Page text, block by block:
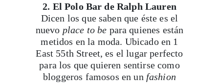
2. El Polo Bar de Ralph Lauren
Dicen los que saben que éste es el
nuevo place to be para quienes están
metidos en la moda. Ubicado en 1
East 55th Street, es el lugar perfecto
para los que quieren sentirse como
bloggeros famosos en un fashion